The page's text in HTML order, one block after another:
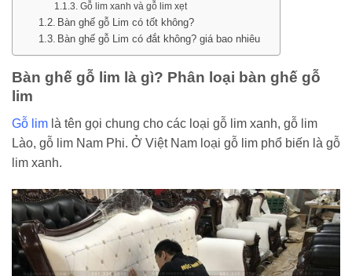
Gỗ lim xanh và gỗ lim xẹt
Bàn ghế gỗ Lim có tốt không?
Bàn ghế gỗ Lim có đắt không? giá bao nhiêu
Bàn ghế gỗ lim là gì? Phân loại bàn ghế gỗ
lim
Gỗ lim là tên gọi chung cho các loại gỗ lim xanh, gỗ lim
Lào, gỗ lim Nam Phi. Ở Việt Nam loại gỗ lim phổ biến là gỗ
lim xanh.